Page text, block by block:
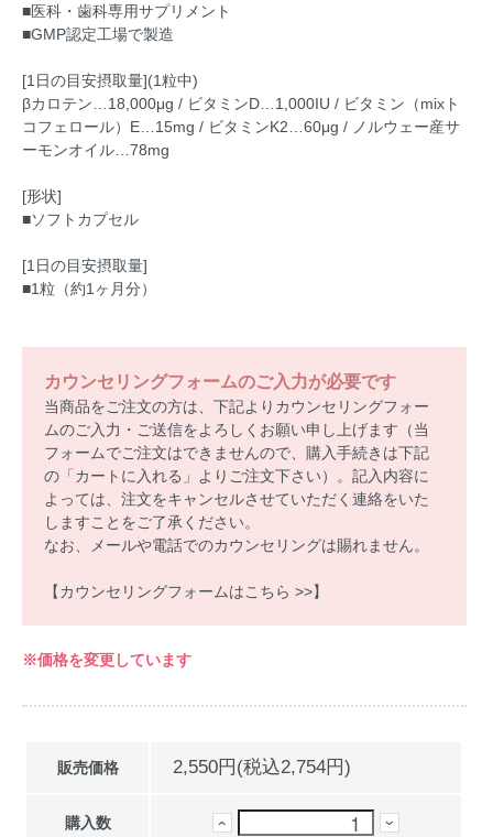
■医科・歯科専用サプリメント
■GMP認定工場で製造
[1日の目安摂取量](1粒中)
βカロテン…18,000μg / ビタミンD…1,000IU / ビタミン（mixト
コフェロール）E…15mg / ビタミンK2…60μg / ノルウェー産サ
ーモンオイル…78mg
[形状]
■ソフトカプセル
[1日の目安摂取量]
■1粒（約1ヶ月分）
カウンセリングフォームのご入力が必要です
当商品をご注文の方は、下記よりカウンセリングフォー
ムのご入力・ご送信をよろしくお願い申し上げます（当
フォームでご注文はできませんので、購入手続きは下記
の「カートに入れる」よりご注文下さい）。記入内容に
よっては、注文をキャンセルさせていただく連絡をいた
しますことをご了承ください。
なお、メールや電話でのカウンセリングは賜れません。
【カウンセリングフォームはこちら >>】
※価格を変更しています
販売価格 2,550円(税込2,754円)
購入数